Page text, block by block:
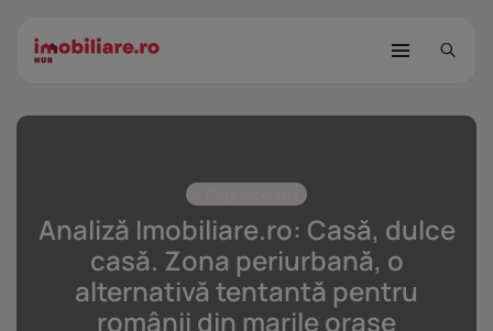
STUDIU Imobiliare.ro: Câtă încredere
mai...
Analiză Imobiliare.ro: Casă, dulce
casă. Zona periurbană, o
alternativă tentantă pentru
românii din marile orașe